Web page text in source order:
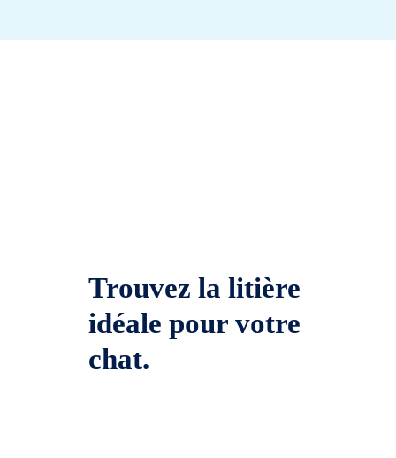
Trouvez la litière
idéale pour votre
chat.